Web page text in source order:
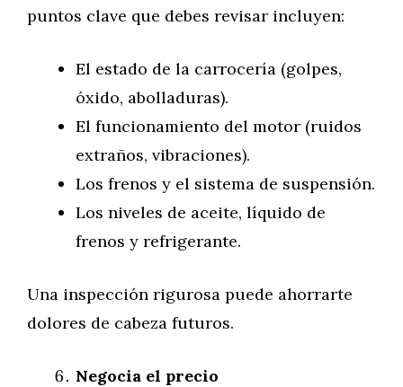
puntos clave que debes revisar incluyen:
El estado de la carrocería (golpes,
óxido, abolladuras).
El funcionamiento del motor (ruidos
extraños, vibraciones).
Los frenos y el sistema de suspensión.
Los niveles de aceite, líquido de
frenos y refrigerante.
Una inspección rigurosa puede ahorrarte
dolores de cabeza futuros.
Negocia el precio